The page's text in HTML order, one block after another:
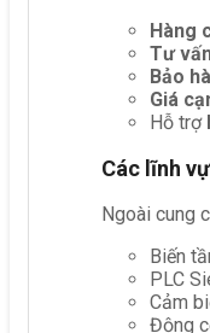
Hàng
Tư
Bảo
Giá
Hỗ trợ
Các lĩnh
Ngoài cung
Biến
PLC
Cảm
Động